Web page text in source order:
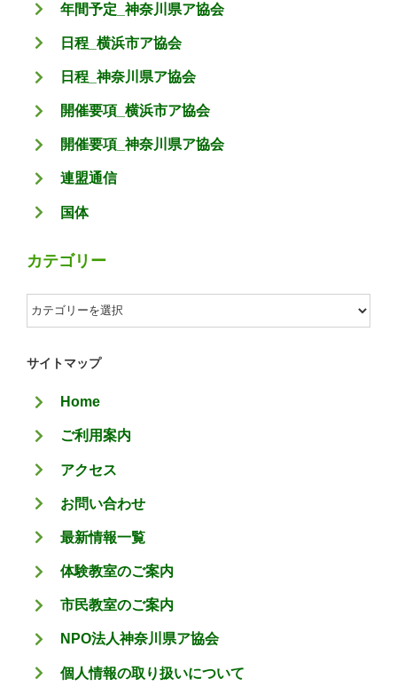
年間予定_神奈川県ア協会
日程_横浜市ア協会
日程_神奈川県ア協会
開催要項_横浜市ア協会
開催要項_神奈川県ア協会
連盟通信
国体
カテゴリー
カ
テ
ゴ
ー
サイトマップ
Home
ご利用案内
アクセス
お問い合わせ
最新情報一覧
体験教室のご案内
市民教室のご案内
NPO法人神奈川県ア協会
個人情報の取り扱いについて